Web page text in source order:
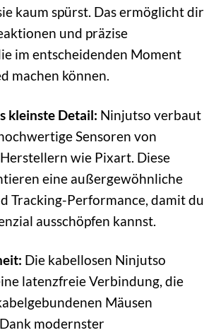
kaum spürst. Das ermöglicht dir
und präzise
im entscheidenden Moment
machen können.
kleinste Detail: Ninjutso verbaut
Sensoren von
wie Pixart. Diese
eine außergewöhnliche
Tracking-Performance, damit du
ausschöpfen kannst.
Die kabellosen Ninjutso
latenzfreie Verbindung, die
Mäusen
modernster